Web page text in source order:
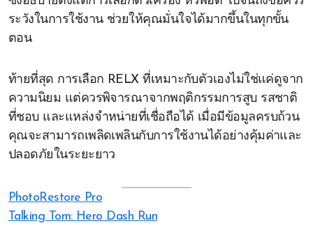
ระวังในการใช้งาน ช่วยให้คุณมั่นใจได้มากขึ้นในทุกขั้น
ตอน
ท้ายที่สุด การเลือก RELX ที่เหมาะกับตัวเองไม่ใช่แค่ดูจาก
ความนิยม แต่ควรพิจารณาจากพฤติกรรมการสูบ รสชาติ
ที่ชอบ และแหล่งจำหน่ายที่เชื่อถือได้ เมื่อมีข้อมูลครบถ้วน
คุณจะสามารถเพลิดเพลินกับการใช้งานได้อย่างคุ้มค่าและ
ปลอดภัยในระยะยาว
PhotoRestore Pro
Talking Tom: Hero Dash Run